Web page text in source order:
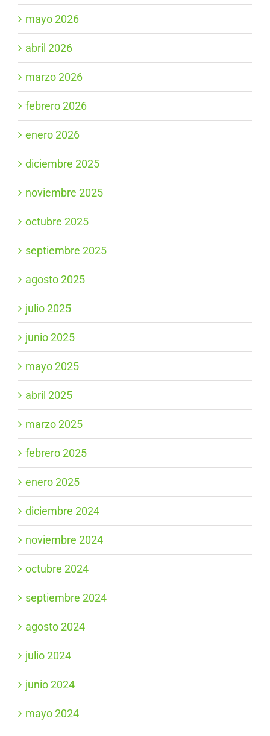
mayo 2026
abril 2026
marzo 2026
febrero 2026
enero 2026
diciembre 2025
noviembre 2025
octubre 2025
septiembre 2025
agosto 2025
julio 2025
junio 2025
mayo 2025
abril 2025
marzo 2025
febrero 2025
enero 2025
diciembre 2024
noviembre 2024
octubre 2024
septiembre 2024
agosto 2024
julio 2024
junio 2024
mayo 2024